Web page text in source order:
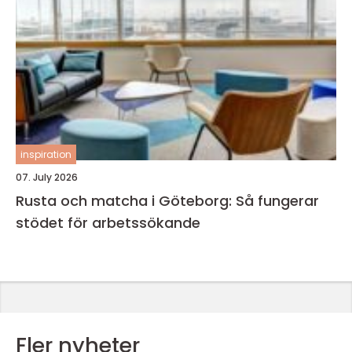
inspiration
07. July 2026
Rusta och matcha i Göteborg: Så fungerar
stödet för arbetssökande
Fler nyheter